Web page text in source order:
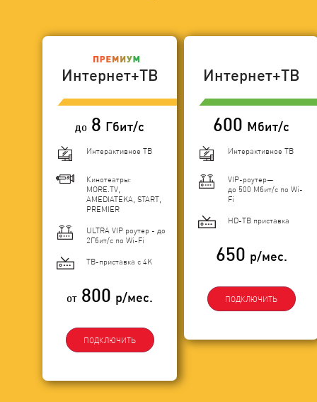
Интернет+ТВ
до 8 Гбит/с
Интерактивное ТВ
Кинотеатры:
MORE.TV,
AMEDIATEKA, START,
PREMIER
ULTRA VIP роутер - до
2Гбит/c по Wi-Fi
ТВ-приставка с 4K
от 800 р/мес.
ПОДКЛЮЧИТЬ
Интернет+ТВ
600 Мбит/с
Интерактивное ТВ
VIP-роутер—
до 500 Мбит/с по Wi-
Fi
HD-ТВ приставка
650 р/мес.
ПОДКЛЮЧИТЬ